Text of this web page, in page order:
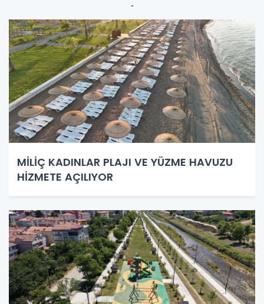
MİLİÇ KADINLAR PLAJI VE YÜZME HAVUZU
HİZMETE AÇILIYOR